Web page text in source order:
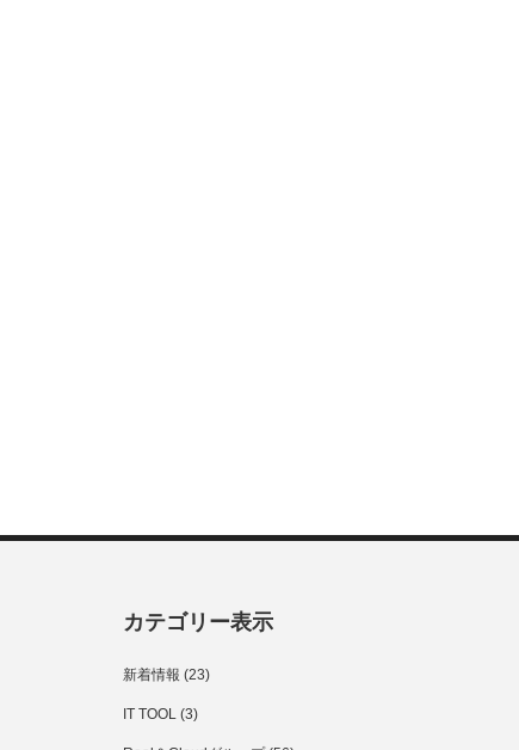
カテゴリー表示
新着情報 (23)
IT TOOL (3)